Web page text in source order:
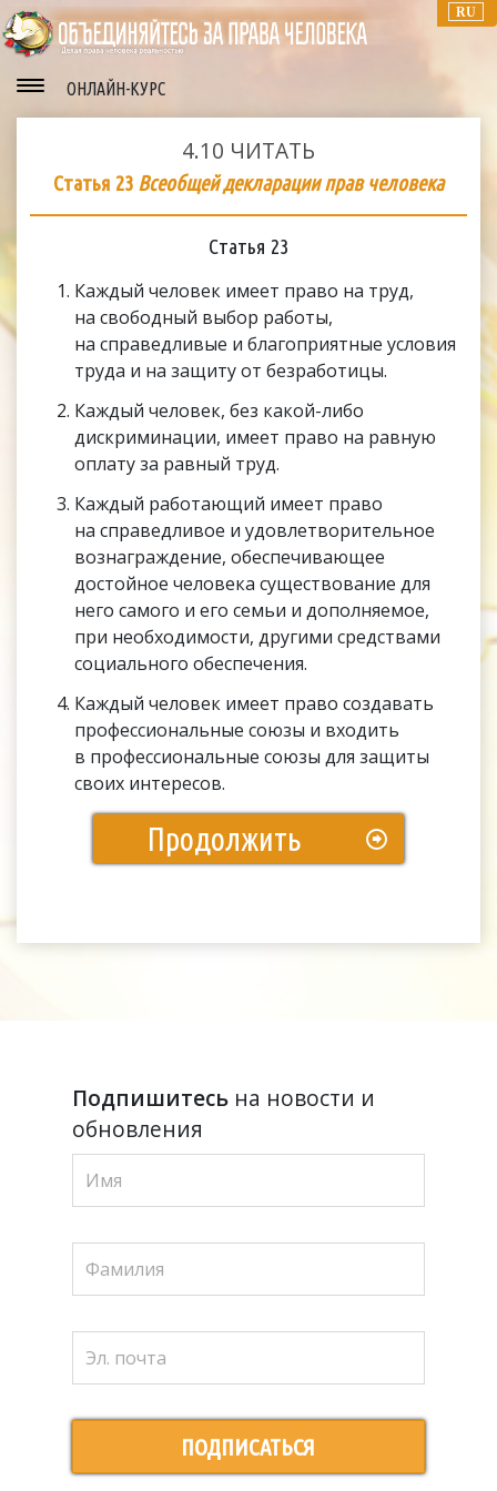
RU
ОНЛАЙН-КУРС
4.10 ЧИТАТЬ
Статья 23 Всеобщей декларации прав человека
Статья 23
Каждый человек имеет право на труд,
на свободный выбор работы,
на справедливые и благоприятные условия
труда и на защиту от безработицы.
Каждый человек, без какой-либо
дискриминации, имеет право на равную
оплату за равный труд.
Каждый работающий имеет право
на справедливое и удовлетворительное
вознаграждение, обеспечивающее
достойное человека существование для
него самого и его семьи и дополняемое,
при необходимости, другими средствами
социального обеспечения.
Каждый человек имеет право создавать
профессиональные союзы и входить
в профессиональные союзы для защиты
своих интересов.
Продолжить
Подпишитесьна новости и
обновления
ПОДПИСАТЬСЯ